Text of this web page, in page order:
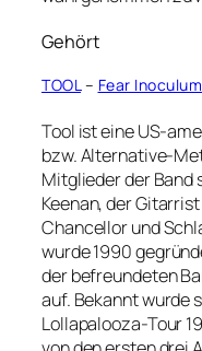
Gehört
TOOL– Fear Inoculum
Tool ist eine US-
bzw. Alternative-
Mitglieder der Band
Keenan, der
Chancellor und
wurde 1990
der befreundeten
auf. Bekannt wurde
Lollapalooza-Tour